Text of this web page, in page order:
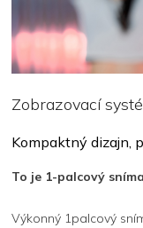
Zobrazovací
Kompaktný dizajn,
To je 1-palcový
Výkonný 1palcový